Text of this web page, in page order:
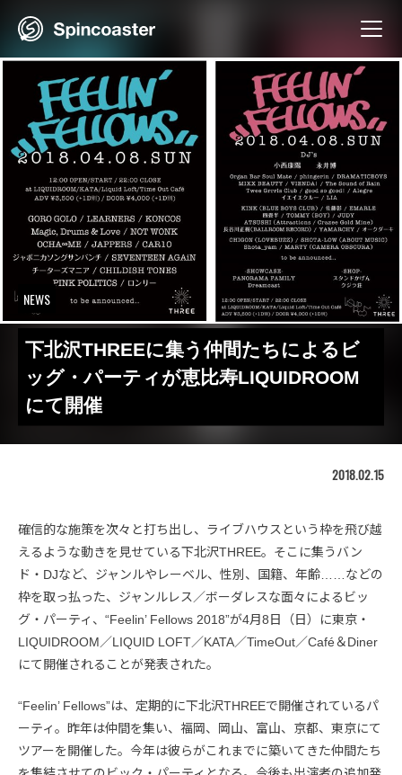
NEWS
下北沢THREEに集う仲間たちによるビ
ッグ・パーティが恵比寿LIQUIDROOM
にて開催
2018.02.15
確信的な施策を次々と打ち出し、ライブハウスという枠を飛び越
えるような動きを見せている下北沢THREE。そこに集うバン
ド・DJなど、ジャンルやレーベル、性別、国籍、年齢……などの
枠を取っ払った、ジャンルレス／ボーダレスな面々によるビッ
グ・パーティ、“Feelin’ Fellows 2018”が4月8日（日）に東京・
LIQUIDROOM／LIQUID LOFT／KATA／TimeOut／Café＆Diner
にて開催されることが発表された。
“Feelin’ Fellows”は、定期的に下北沢THREEで開催されているパ
ーティ。昨年は仲間を集い、福岡、岡山、富山、京都、東京にて
ツアーを開催した。今年は彼らがこれまでに築いてきた仲間たち